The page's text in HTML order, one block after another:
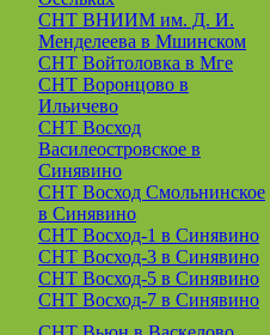
СНТ ВНИИМ им. Д. И.
Менделеева в Мшинском
СНТ Войтоловка в Мге
СНТ Воронцово в
Ильичево
СНТ Восход
Василеостровское в
Синявино
СНТ Восход Смольнинское
в Синявино
СНТ Восход-1 в Синявино
СНТ Восход-3 в Синявино
СНТ Восход-5 в Синявино
СНТ Восход-7 в Синявино